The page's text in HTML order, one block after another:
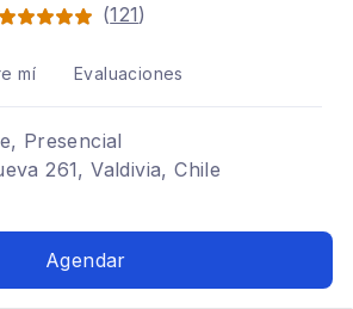
(121)
mí Evaluaciones
Presencial
261, Valdivia, Chile
Agendar